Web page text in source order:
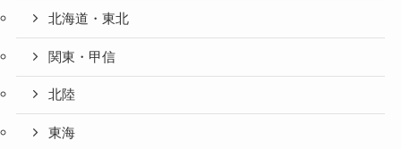
北海道・東北
関東・甲信
北陸
東海